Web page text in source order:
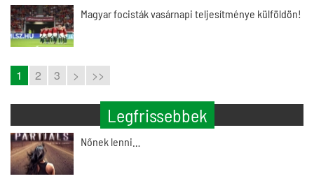
Magyar focisták vasárnapi teljesítménye külföldön!
1 2 3 > >>
Legfrissebbek
Nőnek lenni…